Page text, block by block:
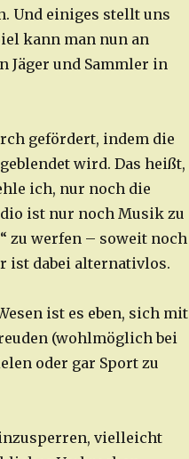
Und einiges stellt uns
kann man nun an
Jäger und Sammler in
gefördert, indem die
wird. Das heißt,
ich, nur noch die
ist nur noch Musik zu
zu werfen – soweit noch
ist dabei alternativlos.
ist es eben, sich mit
(wohlmöglich bei
oder gar Sport zu
vielleicht